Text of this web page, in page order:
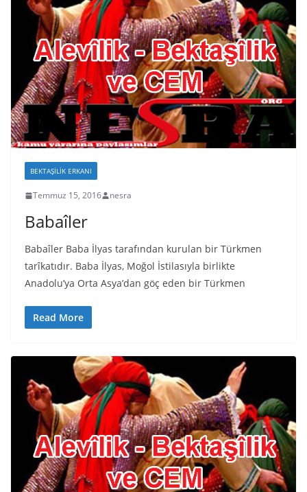
BEKTAŞILIK ERKANI
Temmuz 15, 2016 nesra
Babaîler
Babaîler Baba İlyas tarafından kurulan bir Türkmen
tarîkatıdır. Baba İlyas, Moğol İstilasıyla birlikte
Anadolu’ya Orta Asya’dan göç eden bir Türkmen
Read More